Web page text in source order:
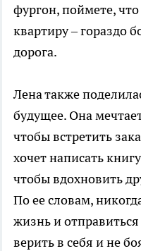
фургон, поймете,
квартиру – гораздо
дорога.
Лена также
будущее. Она
чтобы встретить
хочет написать
чтобы вдохновить
По ее словам,
жизнь и
верить в себя и не